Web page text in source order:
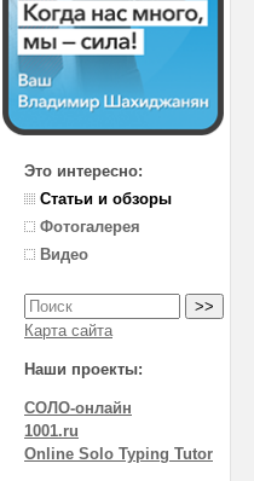
Это интересно:
Статьи и обзоры
Фотогалерея
Видео
Карта сайта
Наши проекты:
СОЛО-онлайн
1001.ru
Online Solo Typing Tutor